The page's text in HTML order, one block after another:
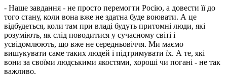
- Наше завдання - не просто перемогти Росію, а довести її до
того стану, коли вона вже не здатна буде воювати. А це
відбудеться, коли там при владі будуть притомні люди, які
розуміють, як слід поводитися у сучасному світі і
усвідомлюють, що вже не середньовіччя. Ми маємо
вишукувати саме таких людей і підтримувати їх. А те, які
вони за своїми людськими якостями, хороші чи погані - не так
важливо.